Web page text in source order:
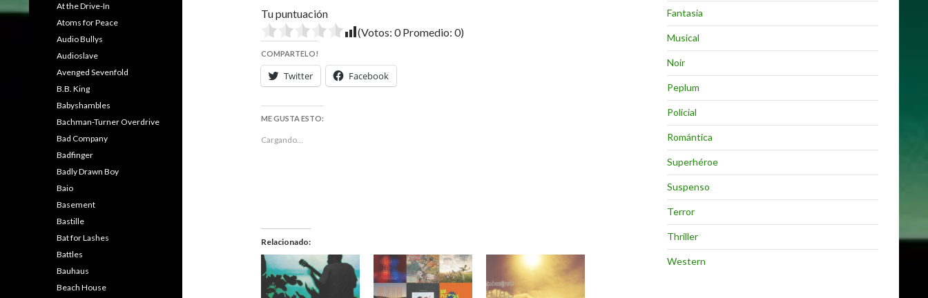
Tu puntuación
(Votos: 0Promedio: 0)
COMPARTELO!
Twitter Facebook
ME GUSTA ESTO:
Cargando...
Relacionado
Fantasia
Musical
Noir
Peplum
Policial
Romántica
Superhéroe
Suspenso
Terror
Thriller
Western
At the Drive-In
Atoms for Peace
Audio Bullys
Audioslave
Avenged Sevenfold
B.B. King
Babyshambles
Bachman-Turner Overdrive
Bad Company
Badfinger
Badly Drawn Boy
Baio
Basement
Bastille
Bat for Lashes
Battles
Bauhaus
Beach House